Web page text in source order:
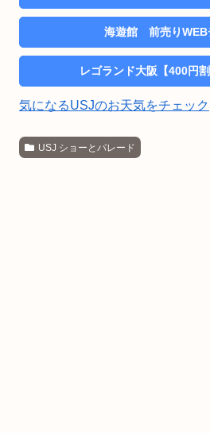
海遊館 前売りWEB
レゴランド大阪【400円割
気になるUSJのお天気をチェック
USJ ショーとパレード